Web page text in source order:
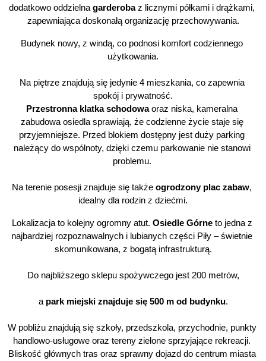
dodatkowo oddzielna garderoba z licznymi półkami i drążkami,
zapewniająca doskonałą organizację przechowywania.
Budynek nowy, z windą, co podnosi komfort codziennego
użytkowania.
Na piętrze znajdują się jedynie 4 mieszkania, co zapewnia
spokój i prywatność.
Przestronna klatka schodowa oraz niska, kameralna
zabudowa osiedla sprawiają, że codzienne życie staje się
przyjemniejsze. Przed blokiem dostępny jest duży parking
należący do wspólnoty, dzięki czemu parkowanie nie stanowi
problemu.
Na terenie posesji znajduje się także ogrodzony plac zabaw,
idealny dla rodzin z dziećmi.
Lokalizacja to kolejny ogromny atut. Osiedle Górne to jedna z
najbardziej rozpoznawalnych i lubianych części Piły – świetnie
skomunikowana, z bogatą infrastrukturą.
Do najbliższego sklepu spożywczego jest 200 metrów,
a park miejski znajduje się 500 m od budynku.
W pobliżu znajdują się szkoły, przedszkola, przychodnie, punkty
handlowo-usługowe oraz tereny zielone sprzyjające rekreacji.
Bliskość głównych tras oraz sprawny dojazd do centrum miasta